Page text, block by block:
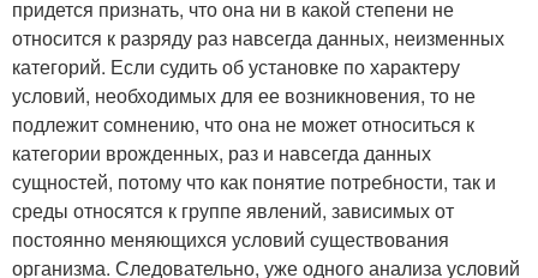
придется признать, что она ни в какой степени не
относится к разряду раз навсегда данных, неизменных
категорий. Если судить об установке по характеру
условий, необходимых для ее возникновения, то не
подлежит сомнению, что она не может относиться к
категории врожденных, раз и навсегда данных
сущностей, потому что как понятие потребности, так и
среды относятся к группе явлений, зависимых от
постоянно меняющихся условий существования
организма. Следовательно, уже одного анализа условий